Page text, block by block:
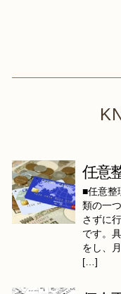
任意
■任意整
類の一
さずに
です。
をし、
[…]